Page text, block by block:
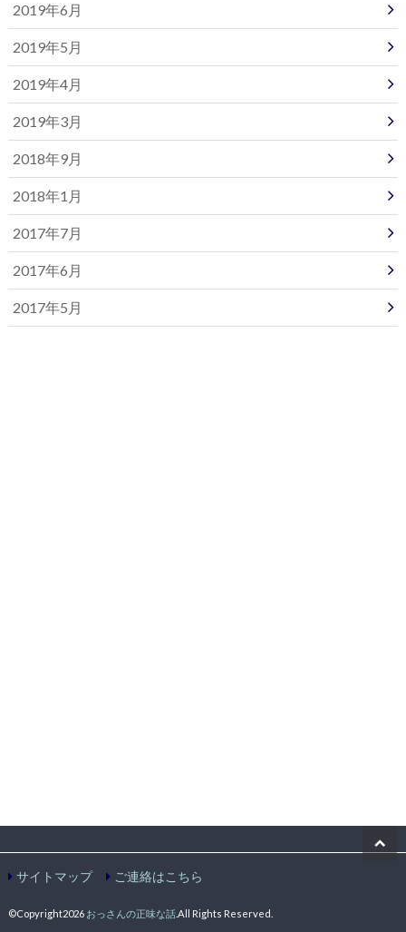
2019年6月
2019年5月
2019年4月
2019年3月
2018年9月
2018年1月
2017年7月
2017年6月
2017年5月
サイトマップ ご連絡はこちら
©Copyright2026 おっさんの正味な話.All Rights Reserved.